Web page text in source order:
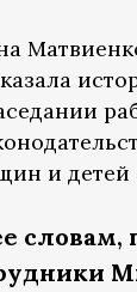
и детей
словам,